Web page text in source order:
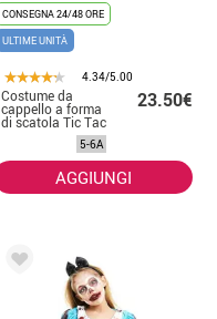
CONSEGNA 24/48 ORE
ULTIME UNITÀ
4.34/5.00
Costume da
cappello a forma
di scatola Tic Tac
23.50€
5-6A
AGGIUNGI